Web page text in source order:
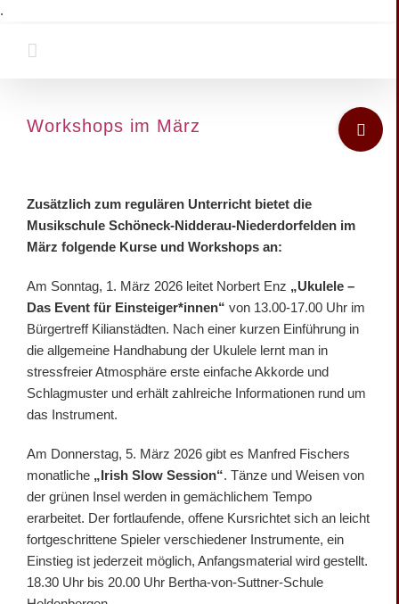
.
Workshops im März
grösseres
Bild
Zusätzlich zum regulären Unterricht bietet die
Musikschule Schöneck-Nidderau-Niederdorfelden im
März folgende Kurse und Workshops an:
Am Sonntag, 1. März 2026 leitet Norbert Enz „Ukulele –
Das Event für Einsteiger*innen“ von 13.00-17.00 Uhr im
Bürgertreff Kilianstädten. Nach einer kurzen Einführung in
die allgemeine Handhabung der Ukulele lernt man in
stressfreier Atmosphäre erste einfache Akkorde und
Schlagmuster und erhält zahlreiche Informationen rund um
das Instrument.
Am Donnerstag, 5. März 2026 gibt es Manfred Fischers
monatliche „Irish Slow Session“. Tänze und Weisen von
der grünen Insel werden in gemächlichem Tempo
erarbeitet. Der fortlaufende, offene Kursrichtet sich an leicht
fortgeschrittene Spieler verschiedener Instrumente, ein
Einstieg ist jederzeit möglich, Anfangsmaterial wird gestellt.
18.30 Uhr bis 20.00 Uhr Bertha-von-Suttner-Schule
Toggle
Sliding